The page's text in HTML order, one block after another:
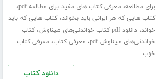
برای مطالعه، معرفی کتاب های مفید برای مطالعه pdf ،
کتاب هایی که هر ایرانی باید بخواند،کتاب هایی که باید
خواند،دانلود pdf کتاب خواندنی‌های میناوش ،کتاب
خواندنی‌های میناوش pdf
، معرفی کتاب، معرفی کتاب
خوب
دانلود کتاب